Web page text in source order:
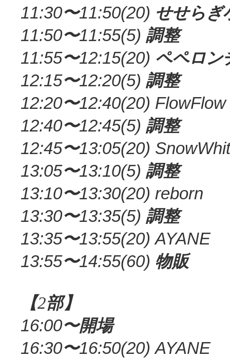
11:30〜11:50(20) せせらぎ
11:50〜11:55(5) 調整
11:55〜12:15(20) ペペロン
12:15〜12:20(5) 調整
12:20〜12:40(20) FlowFlow
12:40〜12:45(5) 調整
12:45〜13:05(20)
13:05〜13:10(5) 調整
13:10〜13:30(20) reborn
13:30〜13:35(5) 調整
13:35〜13:55(20) AYANE
13:55〜14:55(60) 物販
【2部】
16:00〜開場
16:30〜16:50(20) AYANE